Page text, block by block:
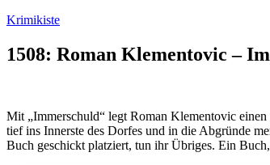
Zum
springen
Krimikiste
1508: Roman Klementovic –
Mit „Immerschuld“ legt Roman Klementovic
tief ins Innerste des Dorfes und in die Abgründe
Buch geschickt platziert, tun ihr Übriges. Ein